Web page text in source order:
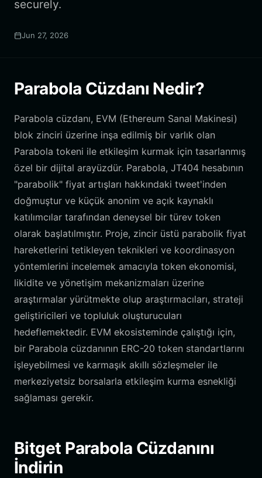
securely.
Jun 27, 2026
Parabola Cüzdanı Nedir?
Parabola cüzdanı, EVM (Ethereum Sanal Makinesi)
blok zinciri üzerine inşa edilmiş bir varlık olan
Parabola tokeni ile etkileşim kurmak için tasarlanmış
özel bir dijital arayüzdür. Parabola, JT404 hesabının
"parabolik" fiyat artışları hakkındaki tweet'inden
doğmuştur ve küçük anonim ve açık kaynaklı
katılımcılar tarafından deneysel bir türev token
olarak başlatılmıştır. Proje, zincir üstü parabolik fiyat
hareketlerini tetikleyen teknikleri ve koordinasyon
yöntemlerini incelemek amacıyla token ekonomisi,
likidite ve yönetişim mekanizmaları üzerine
araştırmalar yürütmekte olup araştırmacıları, strateji
geliştiricileri ve topluluk oluşturucuları
hedeflemektedir. EVM ekosisteminde çalıştığı için,
bir Parabola cüzdanının ERC-20 token standartlarını
işleyebilmesi ve karmaşık akıllı sözleşmeler ile
merkeziyetsiz borsalarla etkileşim kurma esnekliği
sağlaması gerekir.
Bitget Parabola Cüzdanını
İndirin